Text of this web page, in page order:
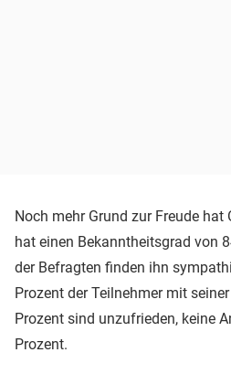
Noch mehr Grund zur Freude hat
hat einen Bekanntheitsgrad von
der Befragten finden ihn
Prozent der Teilnehmer mit
Prozent sind unzufrieden, keine
Prozent.